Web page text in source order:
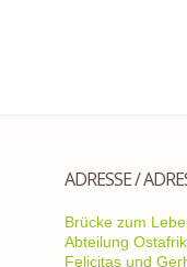
ADRESSE /
Brücke zum
Abteilung
Felicitas und